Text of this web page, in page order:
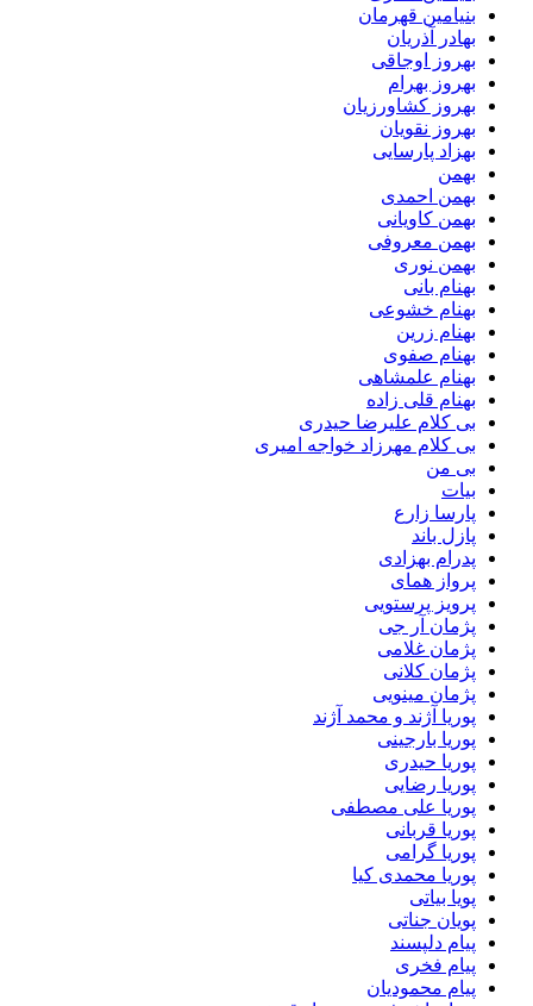
بنیامین قهرمان
بهادر آذریان
بهروز اوجاقی
بهروز بهرام
بهروز کشاورزیان
بهروز نقویان
بهزاد پارسایی
بهمن
بهمن احمدی
بهمن کاویانی
بهمن معروفی
بهمن نوری
بهنام بانی
بهنام خشوعی
بهنام زرین
بهنام صفوی
بهنام علمشاهی
بهنام قلی زاده
بی کلام علیرضا حیدری
بی کلام مهرزاد خواجه امیری
بی من
بیات
پارسا زارع
پازل باند
پدرام بهزادی
پرواز همای
پرویز پرستویی
پژمان آر جی
پژمان غلامی
پژمان کلانی
پژمان مینویی
پوریا آژند و محمد آژند
پوریا بارجینی
پوریا حیدری
پوریا رضایی
پوریا علی مصطفی
پوریا قربانی
پوریا گرامی
پوریا محمدی کیا
پویا بیاتی
پویان جناتی
پیام دلپسند
پیام فخری
پیام محمودیان